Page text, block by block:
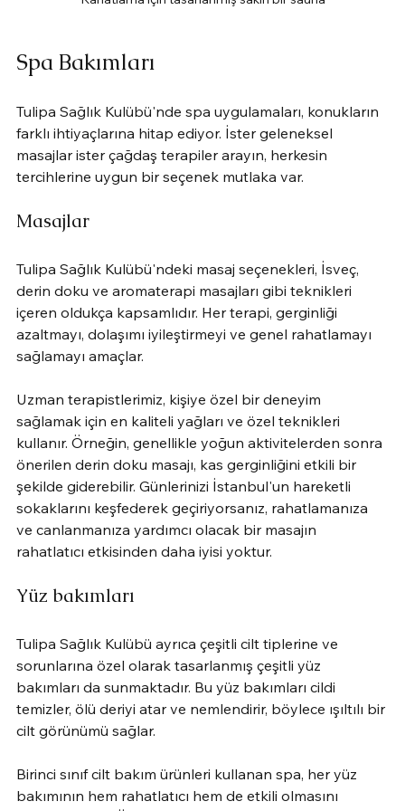
Spa Bakımları
Tulipa Sağlık Kulübü'nde spa uygulamaları, konukların
farklı ihtiyaçlarına hitap ediyor. İster geleneksel
masajlar ister çağdaş terapiler arayın, herkesin
tercihlerine uygun bir seçenek mutlaka var.
Masajlar
Tulipa Sağlık Kulübü'ndeki masaj seçenekleri, İsveç,
derin doku ve aromaterapi masajları gibi teknikleri
içeren oldukça kapsamlıdır. Her terapi, gerginliği
azaltmayı, dolaşımı iyileştirmeyi ve genel rahatlamayı
sağlamayı amaçlar.
Uzman terapistlerimiz, kişiye özel bir deneyim
sağlamak için en kaliteli yağları ve özel teknikleri
kullanır. Örneğin, genellikle yoğun aktivitelerden sonra
önerilen derin doku masajı, kas gerginliğini etkili bir
şekilde giderebilir. Günlerinizi İstanbul'un hareketli
sokaklarını keşfederek geçiriyorsanız, rahatlamanıza
ve canlanmanıza yardımcı olacak bir masajın
rahatlatıcı etkisinden daha iyisi yoktur.
Yüz bakımları
Tulipa Sağlık Kulübü ayrıca çeşitli cilt tiplerine ve
sorunlarına özel olarak tasarlanmış çeşitli yüz
bakımları da sunmaktadır. Bu yüz bakımları cildi
temizler, ölü deriyi atar ve nemlendirir, böylece ışıltılı bir
cilt görünümü sağlar.
Birinci sınıf cilt bakım ürünleri kullanan spa, her yüz
bakımının hem rahatlatıcı hem de etkili olmasını